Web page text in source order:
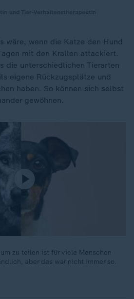
wäre, wenn die Katze den Hund
mit den Krallen attackiert.
die unterschiedlichen Tierarten
eigene Rückzugsplätze und
haben. So können sich selbst
gewöhnen.
zu teilen ist für viele Menschen
aber das war nicht immer so.